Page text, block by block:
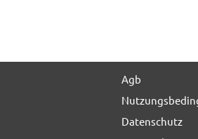
Agb
Datenschutz